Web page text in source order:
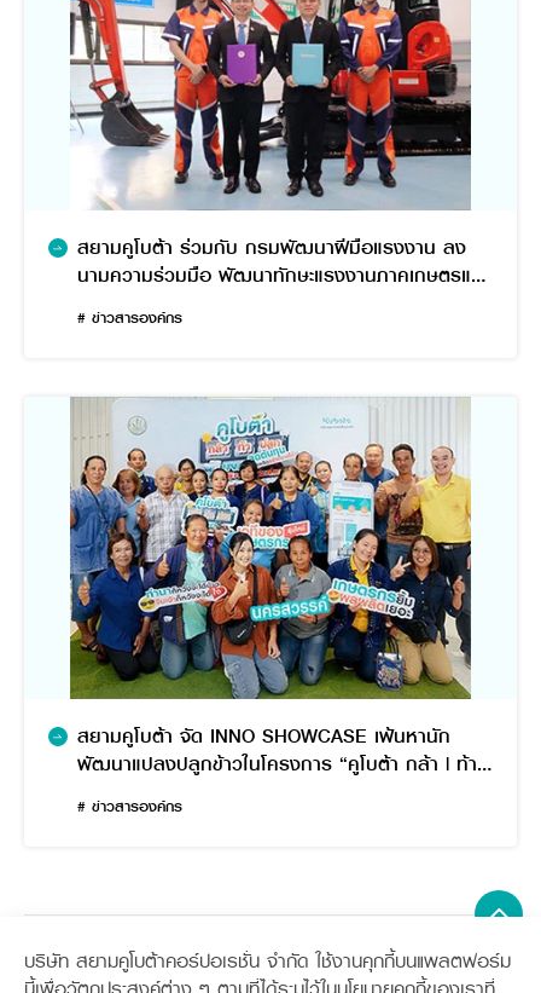
บริษัท สยามคูโบต้าคอร์ปอเรชั่น จำกัด ใช้งานคุกกี้บนแพลตฟอร์ม
สยามคูโบต้า ร่วมกับ กรมพัฒนาฝีมือแรงงาน ลง
นามความร่วมมือ พัฒนาทักษะแรงงานภาคเกษตรและ
# ข่าวสารองค์กร
สยามคูโบต้า จัด INNO SHOWCASE เฟ้นหานัก
พัฒนาแปลงปลูกข้าวในโครงการ “คูโบต้า กล้า | ท้า |
# ข่าวสารองค์กร
Sitemap